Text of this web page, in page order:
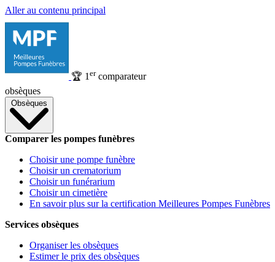
Aller au contenu principal
🏆 1 ercomparateur
obsèques
Obsèques
Comparer les pompes funèbres
Choisir une pompe funèbre
Choisir un crematorium
Choisir un funérarium
Choisir un cimetière
En savoir plus sur la certification Meilleures Pompes Funèbres
Services obsèques
Organiser les obsèques
Estimer le prix des obsèques